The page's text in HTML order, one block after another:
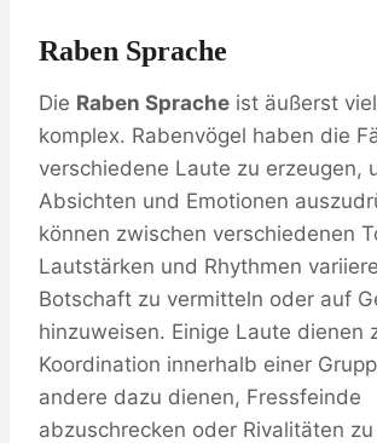
Raben Sprache
Die Raben Sprache ist äußerst
komplex. Rabenvögel haben die
verschiedene Laute zu erzeugen,
Absichten und Emotionen
können zwischen verschiedenen
Lautstärken und Rhythmen
Botschaft zu vermitteln oder auf
hinzuweisen. Einige Laute dienen
Koordination innerhalb einer
andere dazu dienen, Fressfeinde
abzuschrecken oder Rivalitäten zu